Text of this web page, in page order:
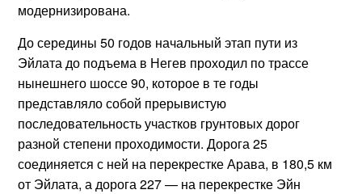
модернизирована.
До середины 50 годов начальный этап пути из
Эйлата до подъема в Негев проходил по трассе
нынешнего шоссе 90, которое в те годы
представляло собой прерывистую
последовательность участков грунтовых дорог
разной степени проходимости. Дорога 25
соединяется с ней на перекрестке Арава, в 180,5 км
от Эйлата, а дорога 227 — на перекрестке Эйн